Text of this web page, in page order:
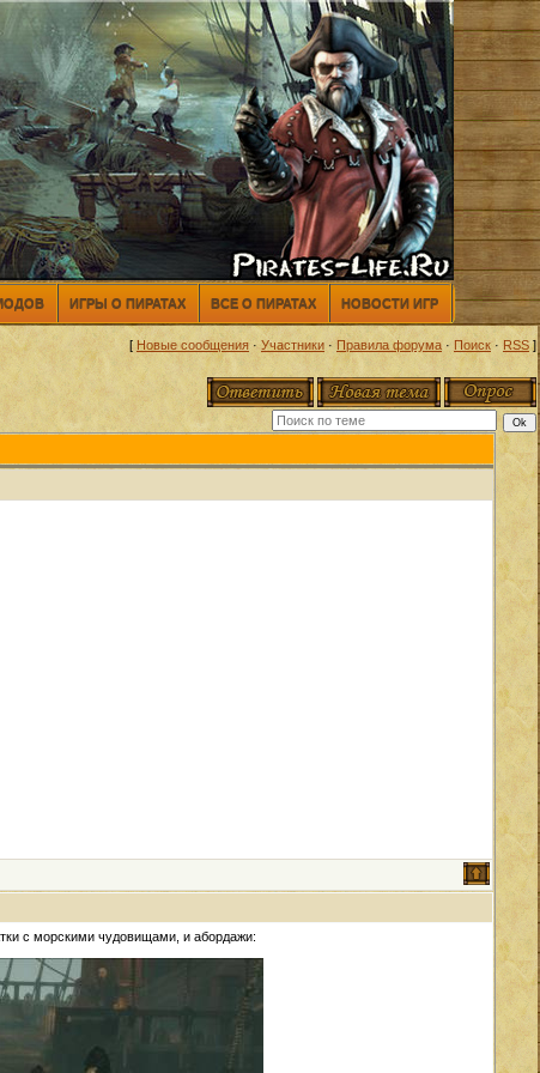
ИГРЫ О ПИРАТАХ ВСЕ О ПИРАТАХ НОВОСТИ ИГР
[ Новые сообщения · Участники · Правила форума · Поиск · RSS]
с морскими чудовищами, и абордажи: